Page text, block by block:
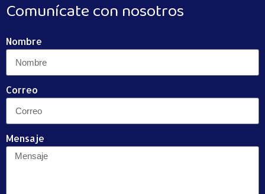
Comunícate con nosotros
Nombre
Correo
Mensaje